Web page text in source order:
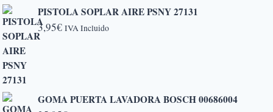
precios:
desde
PISTOLA SOPLAR AIRE PSNY 27131
3,95€ IVA Incluido
GOMA PUERTA LAVADORA BOSCH 00686004